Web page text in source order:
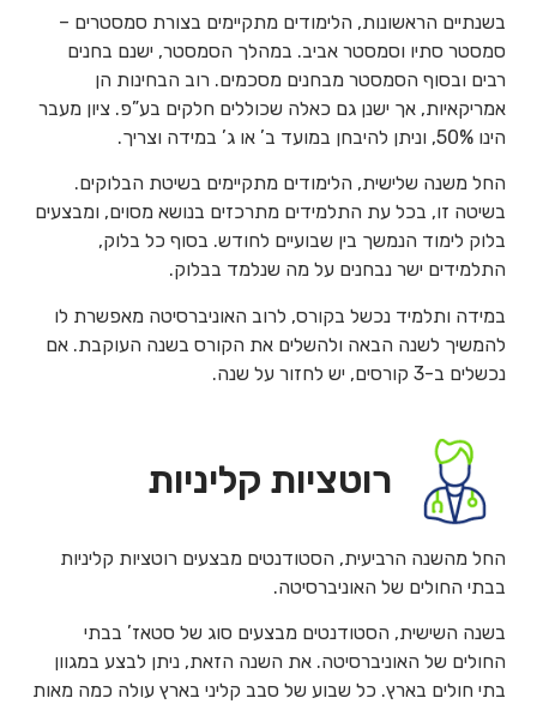
בשנתיים הראשונות, הלימודים מתקיימים בצורת סמסטרים –
סמסטר סתיו וסמסטר אביב. במהלך הסמסטר, ישנם בחנים
רבים ובסוף הסמסטר מבחנים מסכמים. רוב הבחינות הן
אמריקאיות, אך ישנן גם כאלה שכוללים חלקים בע”פ. ציון מעבר
הינו 50%, וניתן להיבחן במועד ב’ או ג’ במידה וצריך.
החל משנה שלישית, הלימודים מתקיימים בשיטת הבלוקים.
בשיטה זו, בכל עת התלמידים מתרכזים בנושא מסוים, ומבצעים
בלוק לימוד הנמשך בין שבועיים לחודש. בסוף כל בלוק,
התלמידים ישר נבחנים על מה שנלמד בבלוק.
במידה ותלמיד נכשל בקורס, לרוב האוניברסיטה מאפשרת לו
להמשיך לשנה הבאה ולהשלים את הקורס בשנה העוקבת. אם
נכשלים ב-3 קורסים, יש לחזור על שנה.
רוטציות קליניות
החל מהשנה הרביעית, הסטודנטים מבצעים רוטציות קליניות
בבתי החולים של האוניברסיטה.
בשנה השישית, הסטודנטים מבצעים סוג של סטאז’ בבתי
החולים של האוניברסיטה. את השנה הזאת, ניתן לבצע במגוון
בתי חולים בארץ. כל שבוע של סבב קליני בארץ עולה כמה מאות